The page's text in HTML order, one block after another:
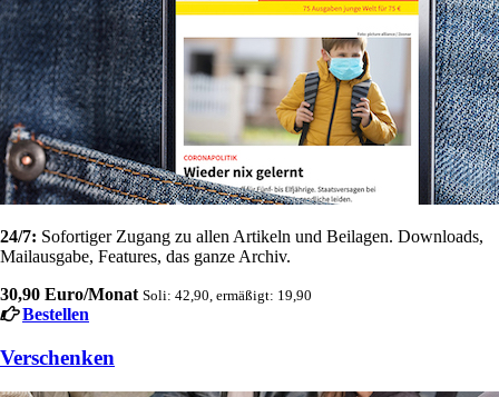
24/7: Sofortiger Zugang zu allen Artikeln und Beilagen. Downloads,
Mailausgabe, Features, das ganze Archiv.
30,90 Euro/Monat Soli: 42,90, ermäßigt: 19,90
Bestellen
Verschenken